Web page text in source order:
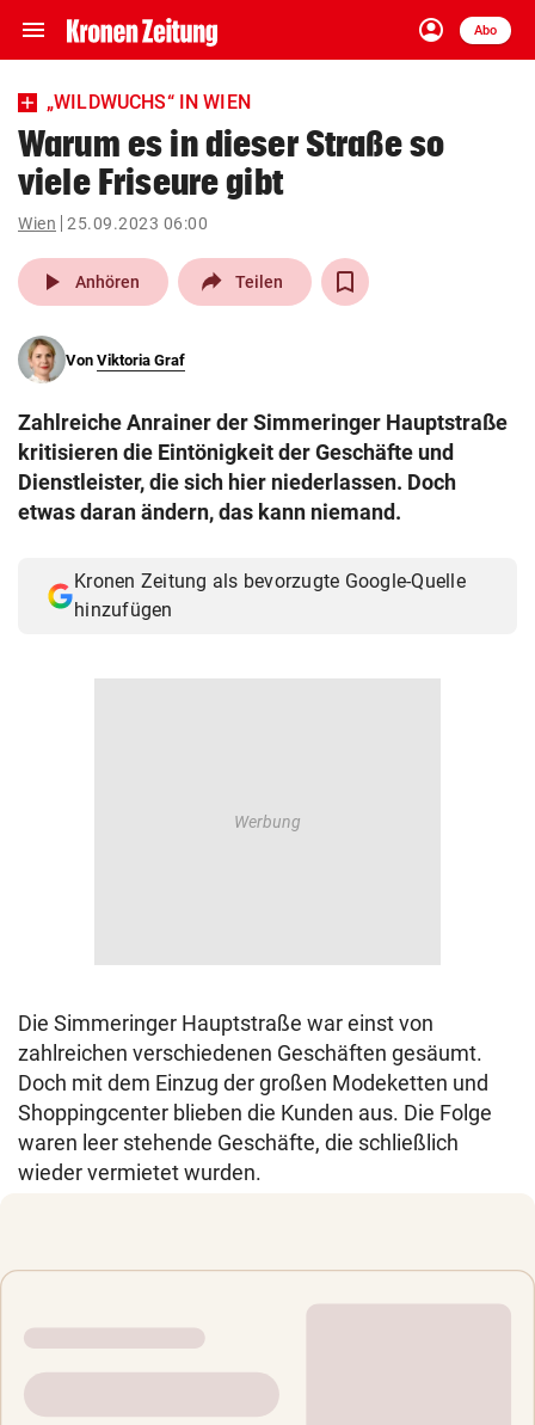
menu Navigation
ein-/ausklappen
account_circle
Anmelden
Abo
close Schließen
account_circle Anmelden
pin_drop
Wien arrow_right
search
eingeben
Muthgasse 2, 1190 Wien
„WILDWUCHS“ IN WIEN
Warum es in dieser Straße so
viele Friseure gibt
Wien 25.09.2023 06:00
play_arrow Anhören Teilen
Von Viktoria Graf
Zahlreiche Anrainer der Simmeringer Hauptstraße
kritisieren die Eintönigkeit der Geschäfte und
Dienstleister, die sich hier niederlassen. Doch
etwas daran ändern, das kann niemand.
Kronen Zeitung als bevorzugte Google-Quelle
hinzufügen
Die Simmeringer Hauptstraße war einst von
zahlreichen verschiedenen Geschäften gesäumt.
Doch mit dem Einzug der großen Modeketten und
Shoppingcenter blieben die Kunden aus. Die Folge
waren leer stehende Geschäfte, die schließlich
wieder vermietet wurden.